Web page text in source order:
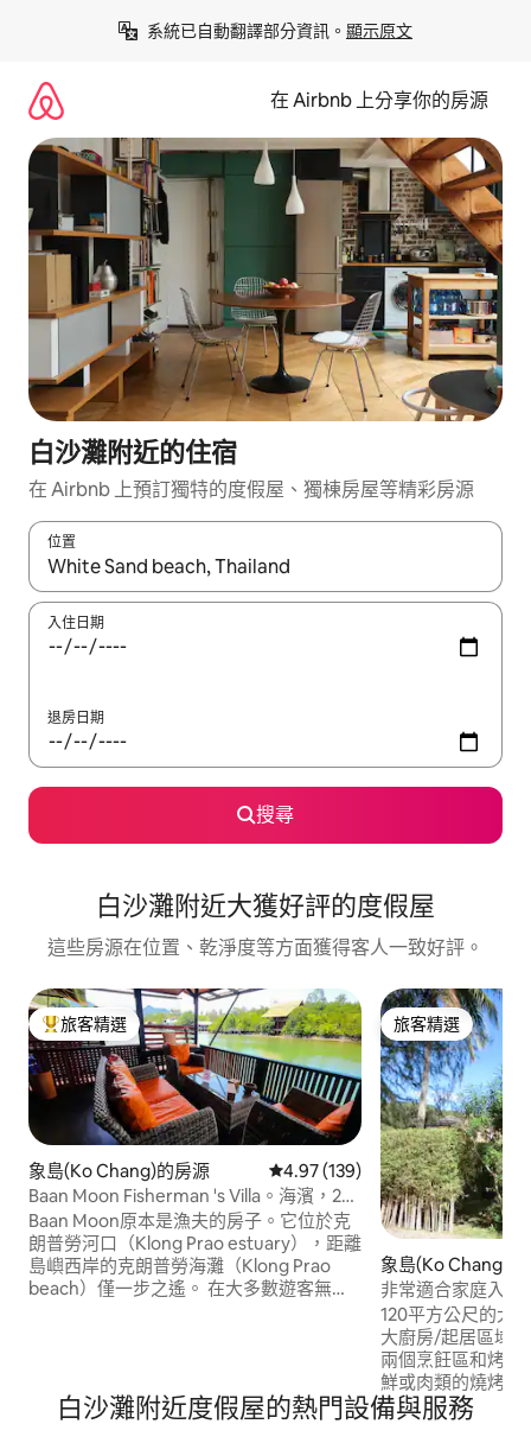
系統已自動翻譯部分資訊。 顯示原文
在 Airbnb 上分享你的房源
白沙灘附近的住宿
在 Airbnb 上預訂獨特的度假屋、獨棟房屋等精彩房源
位置
如有搜尋結果，瀏覽內容時請使用上下箭頭，或輕點、滑動裝置。
入住日期
退房日期
搜尋
白沙灘附近大獲好評的度假屋
這些房源在位置、乾淨度等方面獲得客人一致好評。
旅客精選榜首
旅客精選
象島(Ko Chang)的房源 從 139 則評價中獲得 4.97 的平
4.97 (139)
Baan Moon Fisherman 's Villa。海濱，2
間臥室。
Baan Moon原本是漁夫的房子。它位於克
朗普勞河口（Klong Prao estuary），距離
島嶼西岸的克朗普勞海灘（Klong Prao
beach）僅一步之遙。 在大多數遊客無法
（和桐艾府）沒有新型冠狀病毒病例。
旅客精選
旅客精選
象島(Ko Chang)的
非常適合家庭入住
120平方公尺的大
大廚房/起居區域
兩個烹飪區和烤肉
鮮或肉類的燒烤架。 距離我們的私人
僅30公尺，非常
臺可供戶外娛樂
白沙灘附近度假屋的熱門設備與服務